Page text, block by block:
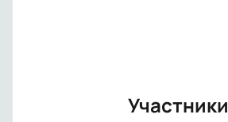
Участники